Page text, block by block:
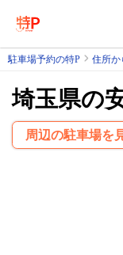
駐車場予約の特P 住所か
埼玉県の
周辺の駐車場を